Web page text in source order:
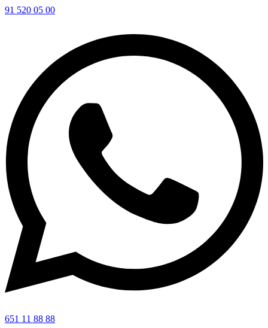
91 520 05 00
651 11 88 88